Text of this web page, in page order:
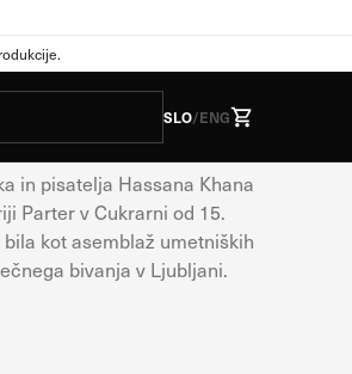
SLO/ENG
in pisatelja Hassana Khana
Parter v Cukrarni od 15.
kot asemblaž umetniških
bivanja v Ljubljani.